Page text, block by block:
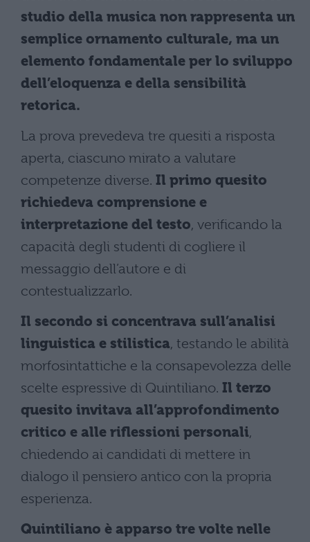
studio della musica non rappresenta un
semplice ornamento culturale, ma un
elemento fondamentale per lo sviluppo
dell’eloquenza e della sensibilità
retorica.
La prova prevedeva tre quesiti a risposta
aperta, ciascuno mirato a valutare
competenze diverse. Il primo quesito
richiedeva comprensione e
interpretazione del testo, verificando la
capacità degli studenti di cogliere il
messaggio dell’autore e di
contestualizzarlo.
Il secondo si concentrava sull’analisi
linguistica e stilistica, testando le abilità
morfosintattiche e la consapevolezza delle
scelte espressive di Quintiliano. Il terzo
quesito invitava all’approfondimento
critico e alle riflessioni personali,
chiedendo ai candidati di mettere in
dialogo il pensiero antico con la propria
esperienza.
Quintiliano è apparso tre volte nelle